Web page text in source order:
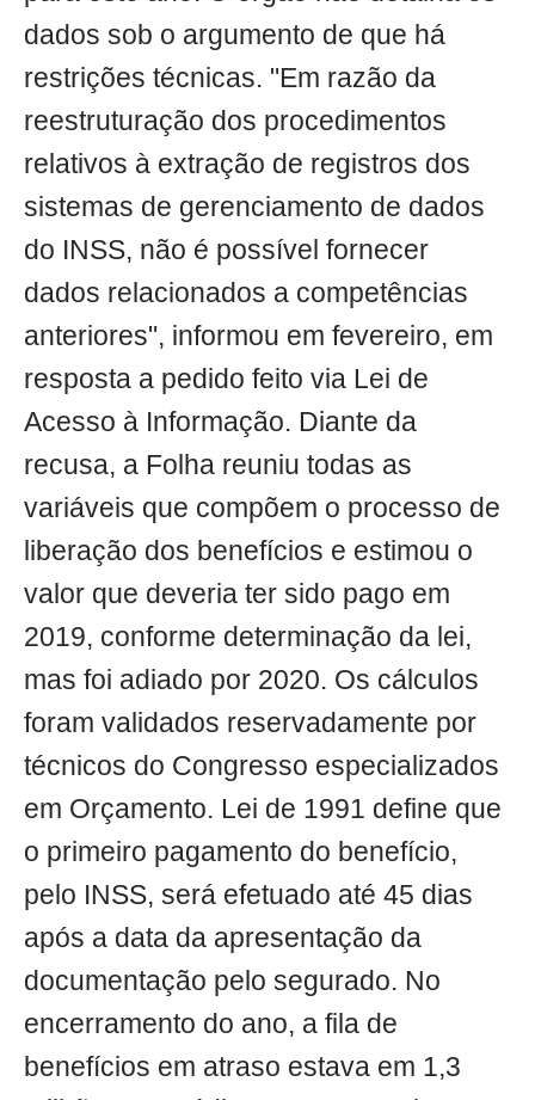
dados sob o argumento de que há
restrições técnicas. "Em razão da
reestruturação dos procedimentos
relativos à extração de registros dos
sistemas de gerenciamento de dados
do INSS, não é possível fornecer
dados relacionados a competências
anteriores", informou em fevereiro, em
resposta a pedido feito via Lei de
Acesso à Informação. Diante da
recusa, a Folha reuniu todas as
variáveis que compõem o processo de
liberação dos benefícios e estimou o
valor que deveria ter sido pago em
2019, conforme determinação da lei,
mas foi adiado por 2020. Os cálculos
foram validados reservadamente por
técnicos do Congresso especializados
em Orçamento. Lei de 1991 define que
o primeiro pagamento do benefício,
pelo INSS, será efetuado até 45 dias
após a data da apresentação da
documentação pelo segurado. No
encerramento do ano, a fila de
benefícios em atraso estava em 1,3